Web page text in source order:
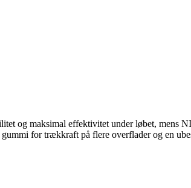
og maksimal effektivitet under løbet, mens
for trækkraft på flere overflader og en